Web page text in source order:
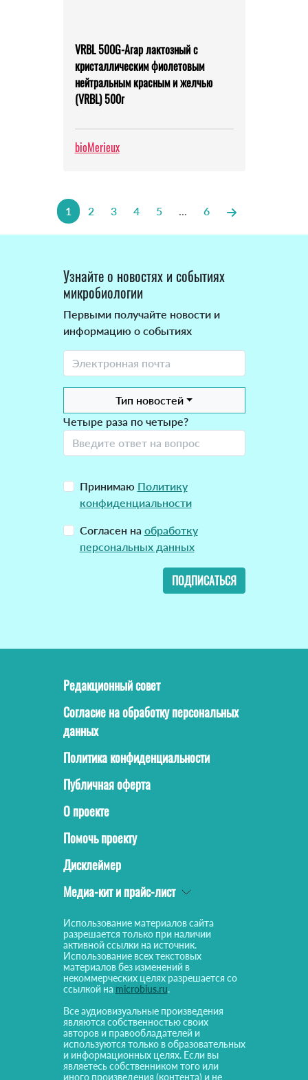
VRBL 500G-Агар лактозный с
кристаллическим фиолетовым
нейтральным красным и желчью
(VRBL) 500г
bioMerieux
1 2 3 4 5 ... 6
Узнайте о новостях и событиях
микробиологии
Первыми получайте новости и
информацию о событиях
Тип новостей
Четыре раза по четыре?
Принимаю Политику
конфиденциальности
Согласен на обработку
персональных данных
ПОДПИСАТЬСЯ
Редакционный совет
Согласие на обработку персональных
данных
Политика конфиденциальности
Публичная оферта
О проекте
Помочь проекту
Дисклеймер
Медиа-кит и прайс-лист
Использование материалов сайта
разрешается только при наличии
активной ссылки на источник.
Использование всех текстовых
материалов без изменений в
некоммерческих целях разрешается со
ссылкой на microbius.ru.
Все аудиовизуальные произведения
являются собственностью своих
авторов и правообладателей и
используются только в образовательных
и информационных целях. Если вы
являетесь собственником того или
иного произведения (контента) и не